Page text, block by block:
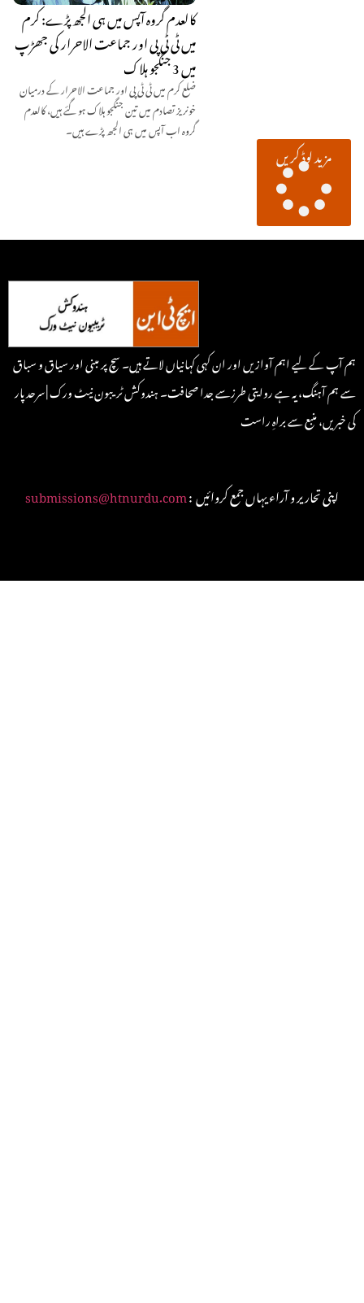
کالعدم گروہ آپس میں ہی الجھ پڑے: کرم
میں ٹی ٹی پی اور جماعت الاحرار کی جھڑپ
میں 3 جنگجو ہلاک
ضلع کرم میں ٹی ٹی پی اور جماعت الاحرار کے درمیان
خونریز تصادم میں تین جنگجو ہلاک ہو گئے ہیں، کالعدم
گروہ اب آپس میں ہی الجھ پڑے ہیں۔
مزید لوڈ کریں
ہم آپ کے لیے اہم آوازیں اور ان کہی کہانیاں لاتے ہیں۔ سچ پر مبنی اور سیاق و سباق
سے ہم آہنگ، یہ ہے روایتی طرزسے جدا صحافت۔ ہندوکش ٹریبون نیٹ ورک | سرحد پار
کی خبریں، منبع سے براہِ راست
submissions@htnurdu.com : اپنی تحاریر و آراء یہاں جمع کروائیں